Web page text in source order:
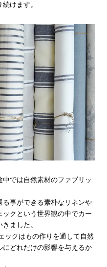
けます。
では自然素材のファブリッ
事ができる素朴なリネンや
クという世界観の中でカー
ました。
ックはもの作りを通して自然
どれだけの影響を与えるか